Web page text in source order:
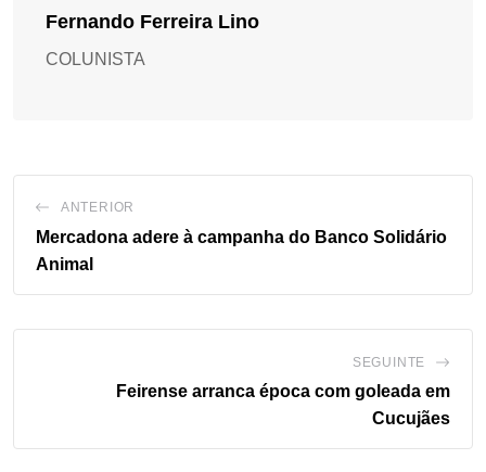
Fernando Ferreira Lino
COLUNISTA
ANTERIOR
Mercadona adere à campanha do Banco Solidário
Animal
SEGUINTE
Feirense arranca época com goleada em
Cucujães